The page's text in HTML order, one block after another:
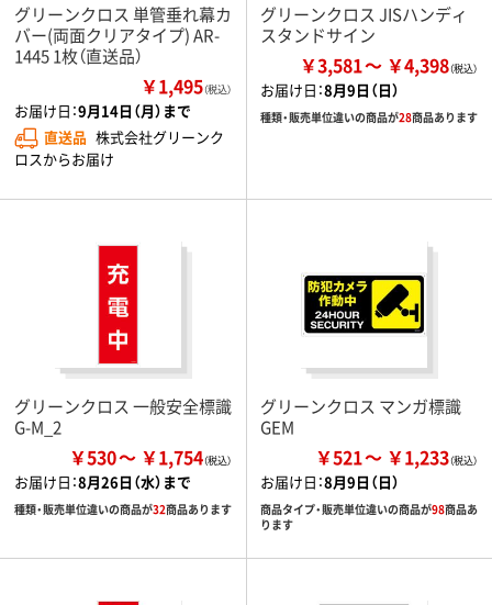
グリーンクロス 単管垂れ幕カ
バー(両面クリアタイプ) AR-
1445 1枚（直送品）
￥1,495（税込）
お届け日：9月14日（月）まで
直送品 株式会社グリーンク
ロスからお届け
グリーンクロス JISハンディ
スタンドサイン
￥3,581 ￥4,398
お届け日：8月9日（日）
種類・販売単位違いの商品が28商品あります
グリーンクロス 一般安全標識
G-M_2
￥530 ￥1,754
お届け日：8月26日（水）まで
種類・販売単位違いの商品が32商品あります
グリーンクロス マンガ標識
GEM
￥521 ￥1,233
お届け日：8月9日（日）
商品タイプ・販売単位違いの商品が98商品あ
ります